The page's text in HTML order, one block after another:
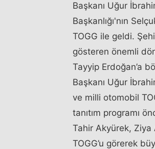
Başkanı Uğur
Başkanlığı'nın
TOGG ile geldi.
gösteren önemli
Tayyip Erdoğan’a
Başkanı Uğur
ve milli otomobil
tanıtım programı
Tahir Akyürek, Ziya
TOGG’u görerek